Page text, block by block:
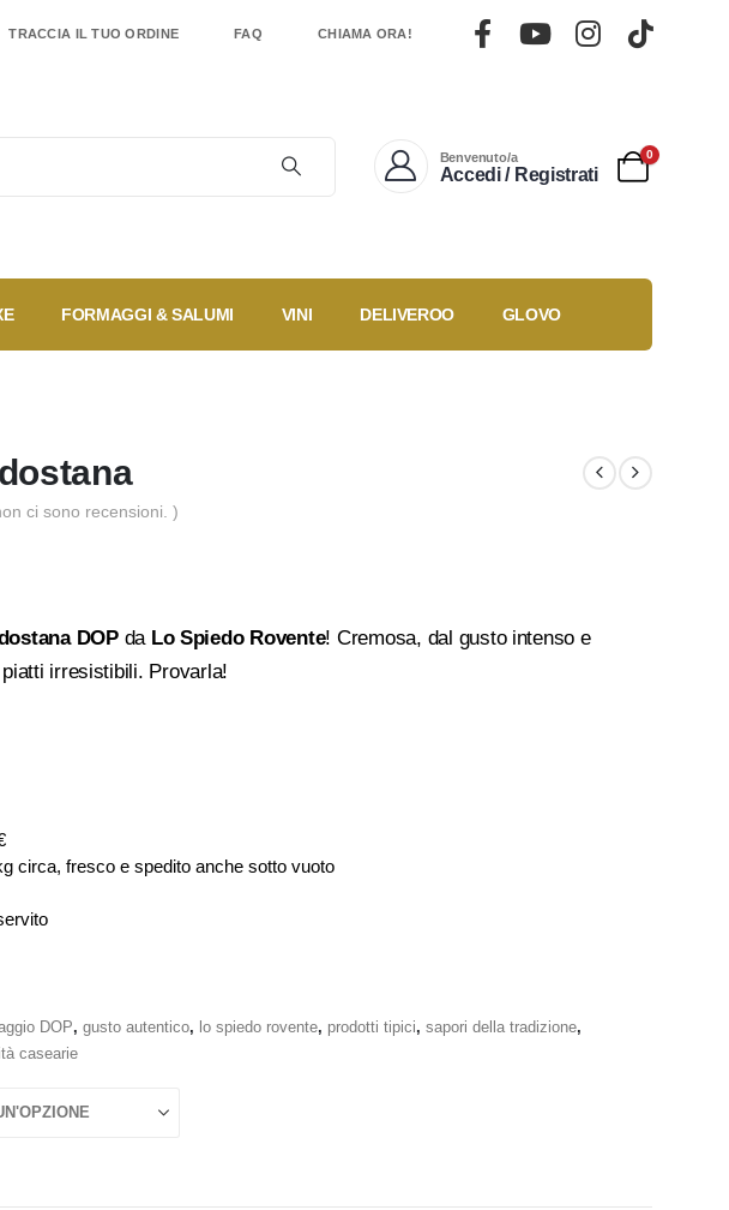
TRACCIA IL TUO ORDINE FAQ CHIAMA ORA!
Benvenuto/a
Accedi / Registrati
0
FORMAGGI & SALUMI VINI DELIVEROO GLOVO
ci sono recensioni. )
DOPda Lo Spiedo Rovente! Cremosa, dal gusto intenso e
irresistibili. Provarla!
circa, fresco e spedito anche sotto vuoto
DOP, gusto autentico, lo spiedo rovente, prodotti tipici, sapori della tradizione,
casearie